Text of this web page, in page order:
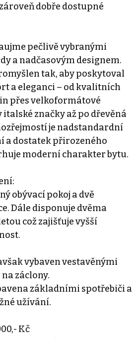
dobře dostupné
pečlivě vybranými
a nadčasovým designem.
tak, aby poskytoval
a eleganci – od kvalitních
přes velkoformátové
italské značky až po dřevěná
je nadstandardní
a dostatek přirozeného
moderní charakter bytu.
obývací pokoj a dvě
Dále disponuje dvěma
což zajišťuje vyšší
vybaven vestavěnými
záclony.
základními spotřebiči a
užívání.
Kč